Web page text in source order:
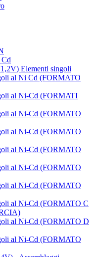
Elementi singoli
al Ni Cd (FORMATO
al Ni-Cd (FORMATI
al Ni-Cd (FORMATO
al Ni-Cd (FORMATO
al Ni-Cd (FORMATO
al Ni-Cd (FORMATO
al Ni-Cd (FORMATO
al Ni-Cd (FORMATO C
al Ni-Cd (FORMATO D
al Ni-Cd (FORMATO